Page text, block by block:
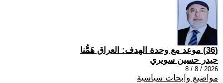
(36) موعد مع وحدة الهدف: العراق هَمُّنا
حيدر حسين سويري
2026 / 8 / 8
مواضيع وابحاث سياسية